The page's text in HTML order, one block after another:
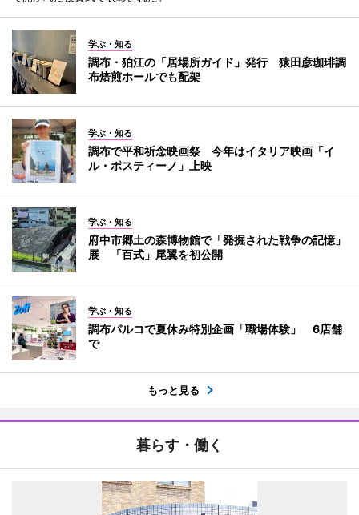
学ぶ・知る
調布・狛江の「居場所ガイド」発行 猿田彦珈琲調
布焙煎ホールでも配架
学ぶ・知る
調布で平和祈念映画祭 今年はイタリア映画「イ
ル・ポスティーノ」上映
学ぶ・知る
府中市郷土の森博物館で「発掘された戦争の記憶」
展 「百式」尾翼を初公開
学ぶ・知る
調布パルコで夏休み特別企画「職場体験」 6店舗
で
もっと見る
暮らす・働く